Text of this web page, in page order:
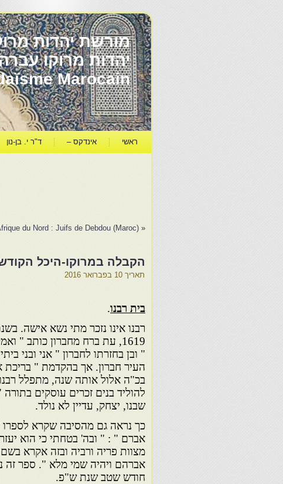
מורשת יהדות
Marocain
ראשי אינדקס – ד"ר י. בן-נון
«
(Une nouvelle Séville en Afrique du Nord : Juifs de Debdou (Maroc
הקבלה במרוקו-היכל
תאריך 10 בפברואר 2016
בית רבנו.
רבנו אינו נזכר מתי נשא אישה.
1619, עת ברח מחברון כותב "
" ובן בחזרתו לחברון " אני ובני
העיר חברון. אך בהקדמת "
בכ"ה אלול אותה שנה, מתפלל
להוליד בנים זכרים עוסקים
שבנו, יצחק, עדיין לא נולד.
כך נראה גם מהסיבה שקרא לספרו
אברם " : " ובה' בטחתי כי הוא
מצוות פריה ורביה ובזה אקרא
אברהם ויהיה שמי מלא ". ספר
חודש שטב שנת ש"פ.